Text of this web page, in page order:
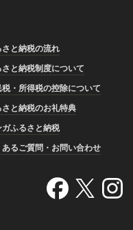
さと納税の流れ
さと納税制度について
税・所得税の控除について
さと納税のお礼特典
ガふるさと納税
あるご質問・お問い合わせ